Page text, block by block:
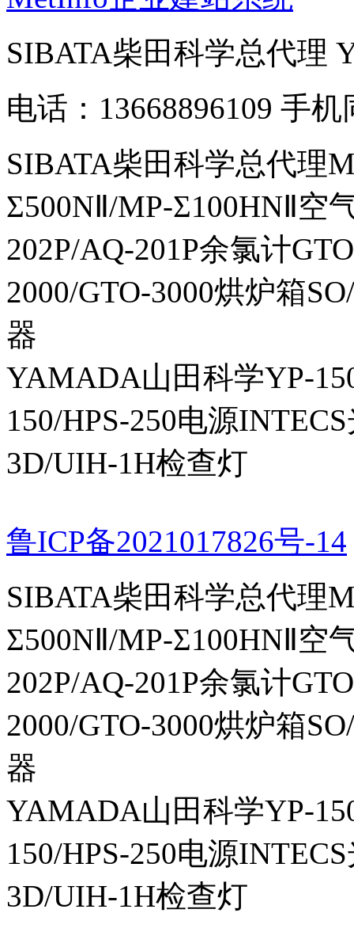
SIBATA柴田科学总代理
电话：13668896109 手机
SIBATA柴田科学总代理
Σ500NⅡ/MP-Σ100HNⅡ空
202P/AQ-201P余氯计
2000/GTO-3000烘炉箱
器
YAMADA山田科学YP-
150/HPS-250电源
3D/UIH-1H检查灯
鲁ICP备2021017826号-14
SIBATA柴田科学总代理
Σ500NⅡ/MP-Σ100HNⅡ空
202P/AQ-201P余氯计
2000/GTO-3000烘炉箱
器
YAMADA山田科学YP-
150/HPS-250电源
3D/UIH-1H检查灯